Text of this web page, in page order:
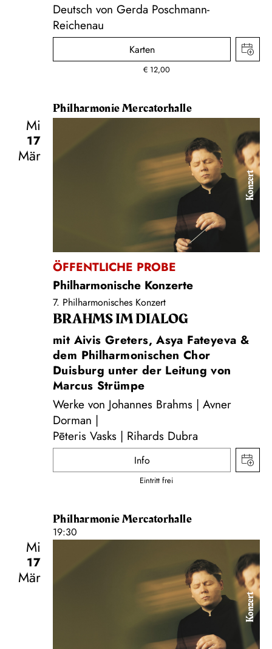
Deutsch von Gerda Poschmann-
Reichenau
Karten
€ 12,00
Philharmonie Mercatorhalle
Mi
17
Mär
Konzert
ÖFFENTLICHE PROBE
Philharmonische Konzerte
7. Philharmonisches Konzert
BRAHMS IM DIALOG
mit Aivis Greters, Asya Fateyeva &
dem Philharmonischen Chor
Duisburg unter der Leitung von
Marcus Strümpe
Werke von Johannes Brahms | Avner
Dorman |
Pēteris Vasks | Rihards Dubra
Info
Eintritt frei
Philharmonie Mercatorhalle
19:30
Mi
17
Mär
Konzert